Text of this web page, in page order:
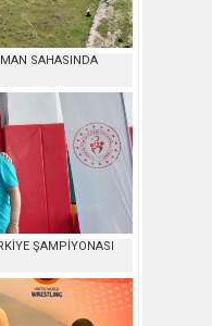
SAHASINDA
ŞAMPİYONASI